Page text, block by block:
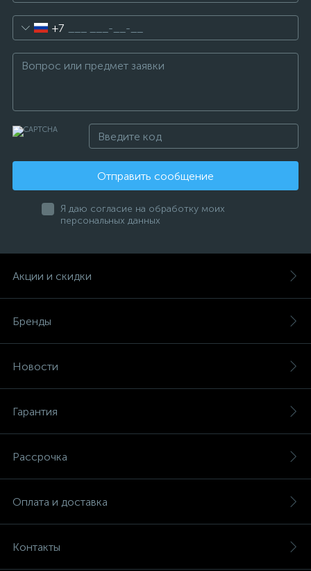
+7
Отправить сообщение
Я даю согласие на обработку моих
персональных данных
Акции и скидки
Бренды
Новости
Гарантия
Рассрочка
Оплата и доставка
Контакты